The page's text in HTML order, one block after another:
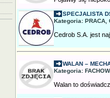
SPECJALISTA
Kategoria: PRACA,
Cedrob S.A. jest
WALAN –
Kategoria:
Walan to